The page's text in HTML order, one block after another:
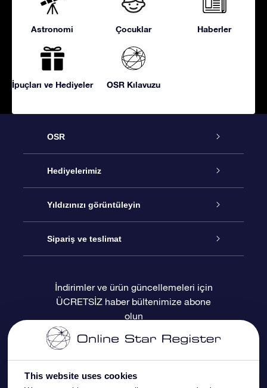
This website uses cookies
Astronomi Çocuklar Haberler
İpuçları ve Hediyeler OSR Kılavuzu
OSR
Hizmet
İletişim
Blogu
Değerlendirmeler
Hediyelerimiz
Çevrimiçi Yıldız Hediyesi
OSR Hediye Paketi
OSR Hediye Kartı
Kurumsal hediyeler
Yıldızınızı görüntüleyin
Star Register
Kişiselleştirilmiş Yıldız Sayfası
Bir Milyon Yıldız
OSR Starsaver
Sipariş ve teslimat
Ödeme bilgileri
Sevkiyat bilgileri
İade Politikası
İndirimler ve ürün güncellemeleri için
ÜCRETSİZ haber bültenimize abone
olun